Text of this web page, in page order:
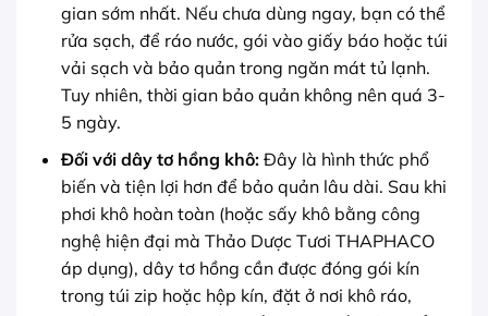
gian sớm nhất. Nếu chưa dùng ngay, bạn có thể
rửa sạch, để ráo nước, gói vào giấy báo hoặc túi
vải sạch và bảo quản trong ngăn mát tủ lạnh.
Tuy nhiên, thời gian bảo quản không nên quá 3-
5 ngày.
Đối với dây tơ hồng khô:Đây là hình thức phổ
biến và tiện lợi hơn để bảo quản lâu dài. Sau khi
phơi khô hoàn toàn (hoặc sấy khô bằng công
nghệ hiện đại mà Thảo Dược Tươi THAPHACO
áp dụng), dây tơ hồng cần được đóng gói kín
trong túi zip hoặc hộp kín, đặt ở nơi khô ráo,